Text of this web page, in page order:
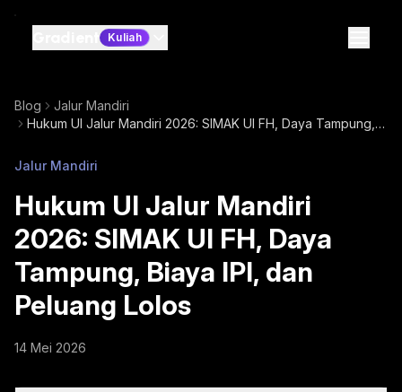
Kuliah
Blog
Jalur Mandiri
Hukum UI Jalur Mandiri 2026: SIMAK UI FH, Daya Tampung,
Jalur Mandiri
Hukum UI Jalur Mandiri
2026: SIMAK UI FH, Daya
Tampung, Biaya IPI, dan
Peluang Lolos
14 Mei 2026